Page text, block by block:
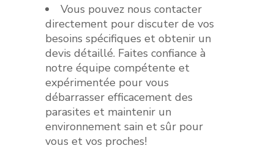
Vous pouvez nous contacter
directement pour discuter de vos
besoins spécifiques et obtenir un
devis détaillé. Faites confiance à
notre équipe compétente et
expérimentée pour vous
débarrasser efficacement des
parasites et maintenir un
environnement sain et sûr pour
vous et vos proches!